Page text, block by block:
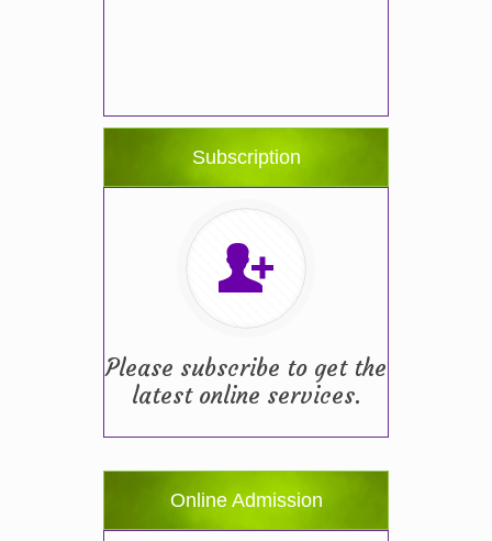
Subscription
Please subscribe to get the
latest online services.
Online Admission